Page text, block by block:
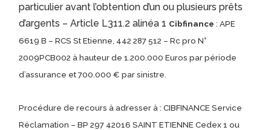
particulier avant l’obtention d’un ou plusieurs prêts
d’argents – Article L311.2 alinéa 1 Cibfinance: APE
6619 B – RCS St Etienne, 442 287 512 – Rc pro N°
2009PCB002 à hauteur de 1.200.000 Euros par période
d’assurance et 700.000 € par sinistre.
Procédure de recours à adresser à : CIBFINANCE Service
Réclamation – BP 297 42016 SAINT ETIENNE Cedex 1 ou